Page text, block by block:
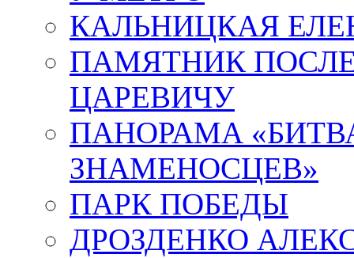
КАЛЬНИЦКАЯ
ПАМЯТНИК
ЦАРЕВИЧУ
ПАНОРАМА
ЗНАМЕНОСЦЕВ»
ПАРК ПОБЕДЫ
ДРОЗДЕНКО